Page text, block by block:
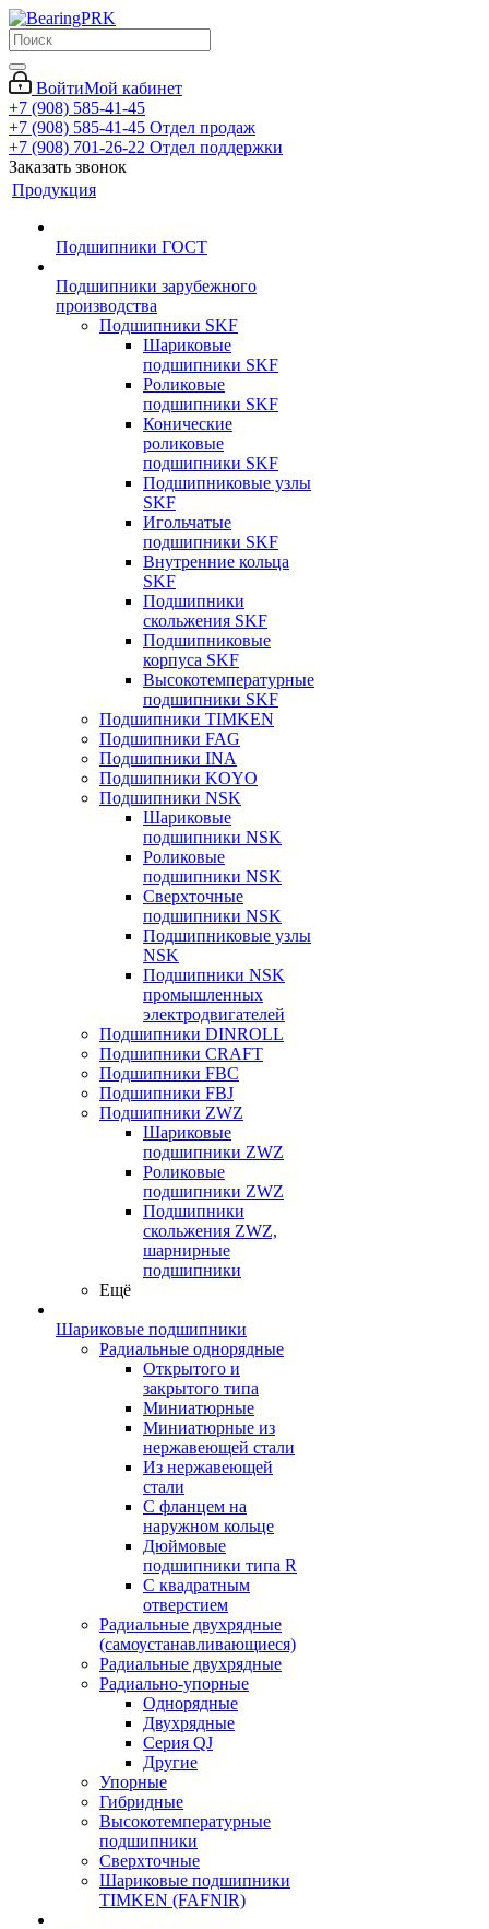
ВойтиМой кабинет
+7 (908) 585-41-45
+7 (908) 585-41-45 Отдел продаж
+7 (908) 701-26-22 Отдел поддержки
Заказать звонок
Продукция
Подшипники ГОСТ
Подшипники зарубежного
производства
Подшипники SKF
Шариковые
подшипники SKF
Роликовые
подшипники SKF
Конические
роликовые
подшипники SKF
Подшипниковые узлы
SKF
Игольчатые
подшипники SKF
Внутренние кольца
SKF
Подшипники
скольжения SKF
Подшипниковые
корпуса SKF
Высокотемпературные
подшипники SKF
Подшипники TIMKEN
Подшипники FAG
Подшипники INA
Подшипники KOYO
Подшипники NSK
Шариковые
подшипники NSK
Роликовые
подшипники NSK
Сверхточные
подшипники NSK
Подшипниковые узлы
NSK
Подшипники NSK
промышленных
электродвигателей
Подшипники DINROLL
Подшипники CRAFT
Подшипники FBC
Подшипники FBJ
Подшипники ZWZ
Шариковые
подшипники ZWZ
Роликовые
подшипники ZWZ
Подшипники
скольжения ZWZ,
шарнирные
подшипники
Ещё
Шариковые подшипники
Радиальные однорядные
Открытого и
закрытого типа
Миниатюрные
Миниатюрные из
нержавеющей стали
Из нержавеющей
стали
С фланцем на
наружном кольце
Дюймовые
подшипники типа R
С квадратным
отверстием
Радиальные двухрядные
(самоустанавливающиеся)
Радиальные двухрядные
Радиально-упорные
Однорядные
Двухрядные
Серия QJ
Другие
Упорные
Гибридные
Высокотемпературные
подшипники
Сверхточные
Шариковые подшипники
TIMKEN (FAFNIR)